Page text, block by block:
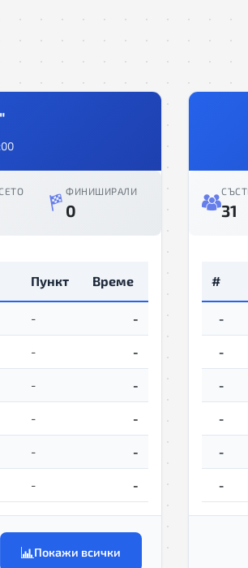
ФИНИШИРАЛИ
0
Пункт Време
- -
- -
- -
- -
- -
- -
Покажи всички
31
#
-
-
-
-
-
-